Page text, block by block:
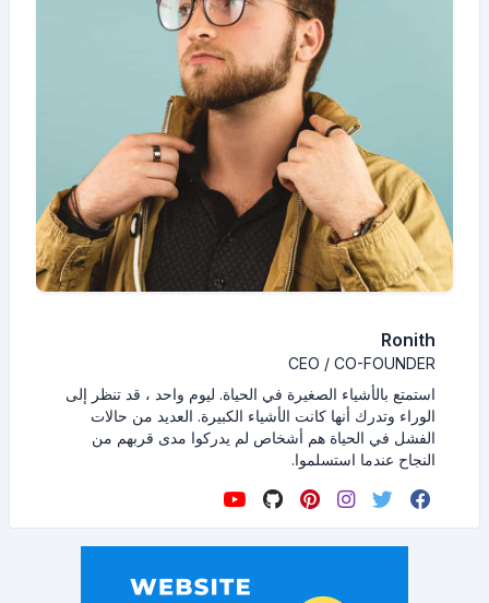
Ronith
CEO / CO-FOUNDER
استمتع بالأشياء الصغيرة في الحياة. ليوم واحد ، قد تنظر إلى
الوراء وتدرك أنها كانت الأشياء الكبيرة. العديد من حالات
الفشل في الحياة هم أشخاص لم يدركوا مدى قربهم من
النجاح عندما استسلموا.